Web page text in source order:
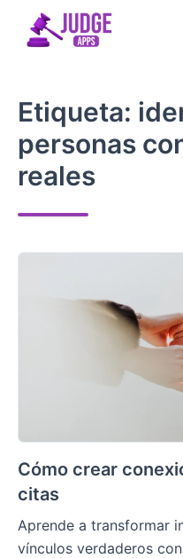
Saltar
Etiqueta:
personas
reales
Cómo crear
citas
Aprende a transformar
vínculos verdaderos